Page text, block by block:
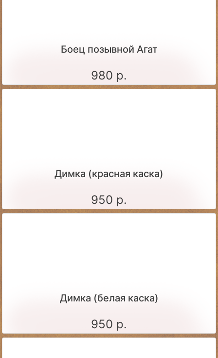
Боец позывной Агат
980 р.
Димка (красная каска)
950 р.
Димка (белая каска)
950 р.